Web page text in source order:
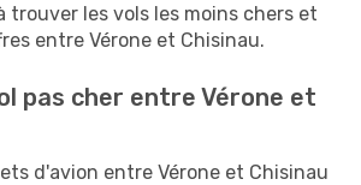
trouver les vols les moins chers et
entre Vérone et Chisinau.
pas cher entre Vérone et
d'avion entre Vérone et Chisinau